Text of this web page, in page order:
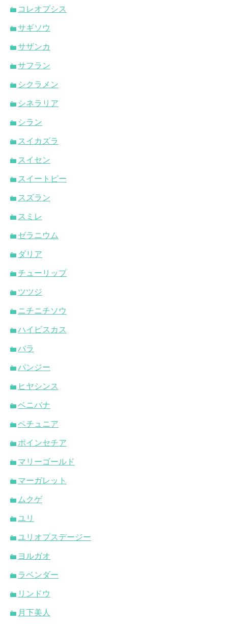
コレオプシス
サギソウ
サザンカ
サフラン
シクラメン
シネラリア
シラン
スイカズラ
スイセン
スイートピー
スズラン
スミレ
ゼラニウム
ダリア
チューリップ
ツツジ
ニチニチソウ
ハイビスカス
バラ
パンジー
ヒヤシンス
ベニバナ
ペチュニア
ポインセチア
マリーゴールド
マーガレット
ムクゲ
ユリ
ユリオプスデージー
ヨルガオ
ラベンダー
リンドウ
月下美人